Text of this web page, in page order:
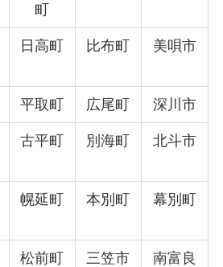
町
日高町 比布町 美唄市
平取町 広尾町 深川市
古平町 別海町 北斗市
幌延町 本別町 幕別町
松前町 三笠市
南富良